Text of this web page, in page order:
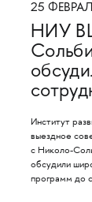
25
НИУ
Институт
выездное
с Николо-
обсудили
программ до